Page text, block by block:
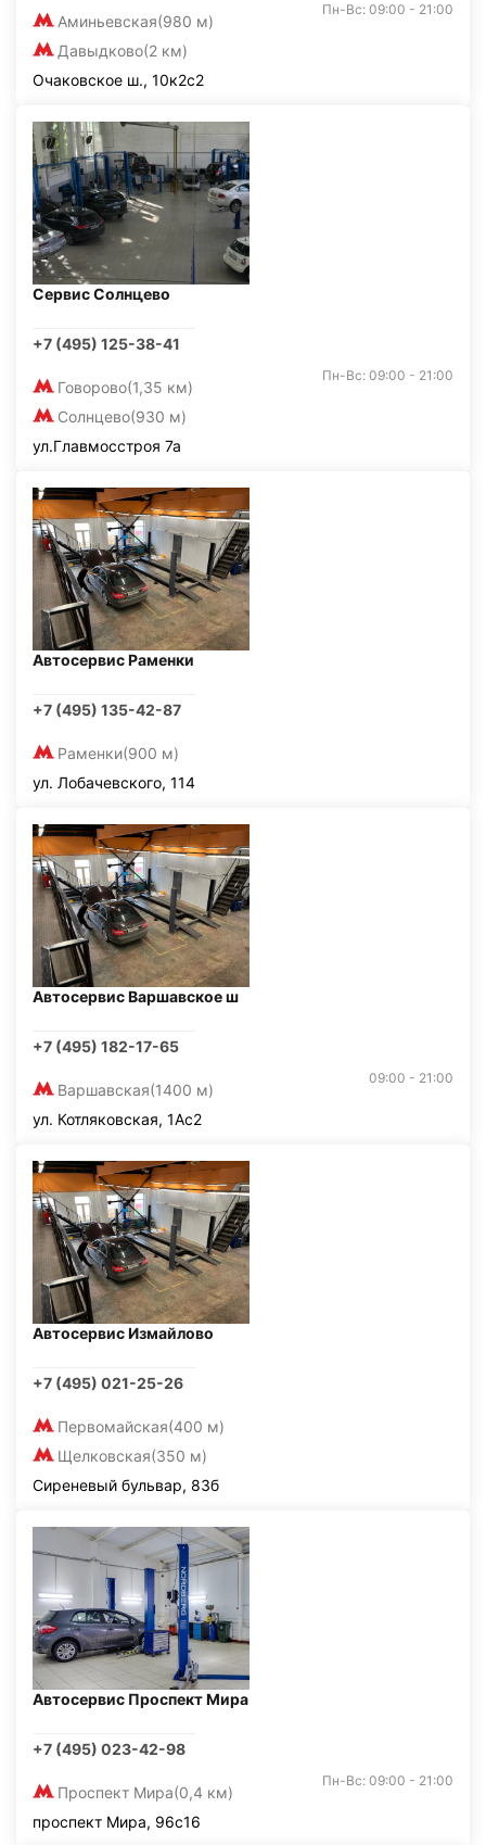
Аминьевская(980 м)
Давыдково(2 км)
Пн-Вс: 09:00 - 21:00
Очаковское ш., 10к2с2
Сервис Солнцево
+7 (495) 125-38-41
Говорово(1,35 км)
Солнцево(930 м)
Пн-Вс: 09:00 - 21:00
ул.Главмосстроя 7а
Автосервис Раменки
+7 (495) 135-42-87
Раменки(900 м)
ул. Лобачевского, 114
Автосервис Варшавское ш
+7 (495) 182-17-65
Варшавская(1400 м)
09:00 - 21:00
ул. Котляковская, 1Ас2
Автосервис Измайлово
+7 (495) 021-25-26
Первомайская(400 м)
Щелковская(350 м)
Сиреневый бульвар, 83б
Автосервис Проспект Мира
+7 (495) 023-42-98
Проспект Мира(0,4 км)
Пн-Вс: 09:00 - 21:00
проспект Мира, 96с16